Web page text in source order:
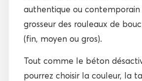
authentique ou contemporain
grosseur des rouleaux de
(fin, moyen ou gros).
Tout comme le béton
pourrez choisir la couleur, la